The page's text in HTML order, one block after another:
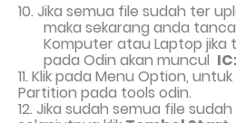
10. Jika semua file sudah ter
maka sekarang anda
Komputer atau Laptop jika
pada Odin akan muncul
11. Klik pada Menu Option,
Partition pada tools odin.
12. Jika sudah semua file